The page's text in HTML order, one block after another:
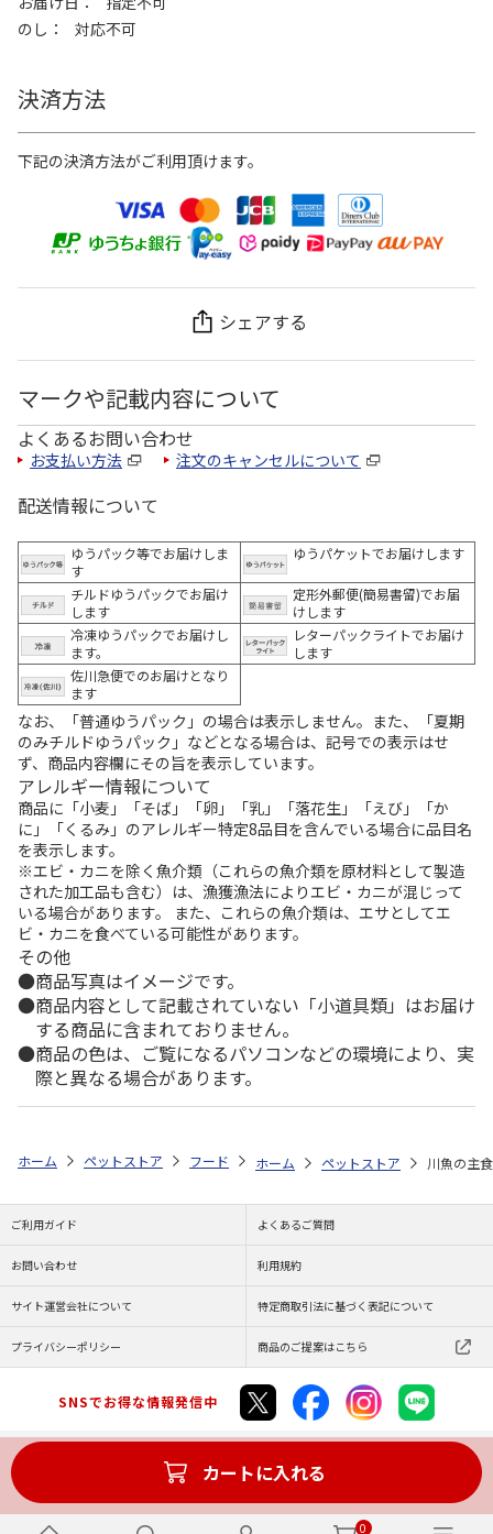
0
のし
対応不可
決済方法
下記の決済方法がご利用頂けます。
シェアする
マークや記載内容について
よくあるお問い合わせ
お支払い方法 注文のキャンセルについて
配送情報について
ゆうパック等でお届けしま
す
ゆうパケットでお届けします
チルドゆうパックでお届け
します
定形外郵便(簡易書留)でお届
けします
冷凍ゆうパックでお届けし
ます。
レターパックライトでお届け
します
佐川急便でのお届けとなり
ます
なお、「普通ゆうパック」の場合は表示しません。また、「夏期
のみチルドゆうパック」などとなる場合は、記号での表示はせ
ず、商品内容欄にその旨を表示しています。
アレルギー情報について
商品に「小麦」「そば」「卵」「乳」「落花生」「えび」「か
に」「くるみ」のアレルギー特定8品目を含んでいる場合に品目名
を表示します。
※エビ・カニを除く魚介類（これらの魚介類を原材料として製造
された加工品も含む）は、漁獲漁法によりエビ・カニが混じって
いる場合があります。 また、これらの魚介類は、エサとしてエ
ビ・カニを食べている可能性があります。
その他
商品写真はイメージです。
商品内容として記載されていない「小道具類」はお届け
する商品に含まれておりません。
商品の色は、ご覧になるパソコンなどの環境により、実
際と異なる場合があります。
カートに入れる
ホーム ペットストア フード フード（魚類・甲殻類用） 川魚
ホーム ペットストア 川魚の主
ご利用ガイド よくあるご質問
お問い合わせ 利用規約
サイト運営会社について 特定商取引法に基づく表記について
プライバシーポリシー 商品のご提案はこちら
SNSでお得な情報発信中